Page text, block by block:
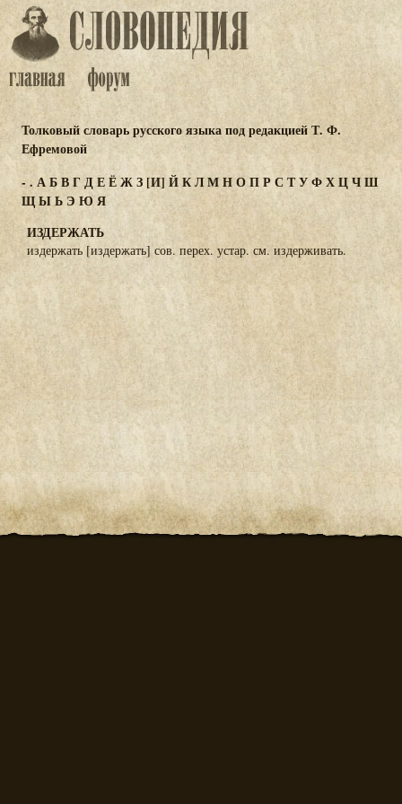
Толковый словарь русского языка под редакцией Т. Ф.
Ефремовой
- . АБВГДЕЁЖЗ [И] ЙКЛМНОПРС ТУФХЦЧШ
ЩЫЬЭ ЮЯ
ИЗДЕРЖАТЬ
издержать [издержать] сов. перех. устар. см. издерживать.